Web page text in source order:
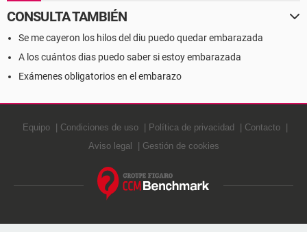
CONSULTA TAMBIÉN
Se me cayeron los hilos del diu puedo quedar embarazada
A los cuántos dias puedo saber si estoy embarazada
Exámenes obligatorios en el embarazo
Equipo Condiciones de uso Política de privacidad
Contacto
Aviso legal
Gestión de cookies